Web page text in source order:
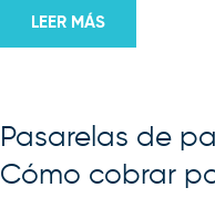
LEER MÁS
Pasarelas de
Cómo cobrar